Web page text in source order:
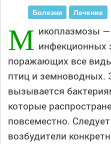
Болезни Лечение
М икоплазмозы —
инфекционных
поражающих все
птиц и земноводных.
вызывается
которые
повсеместно.
возбудители